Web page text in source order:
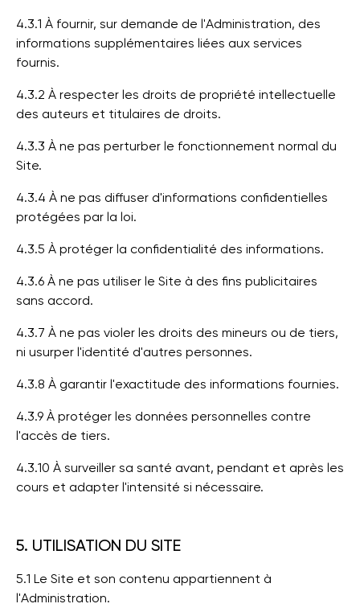
4.3.1 À fournir, sur demande de l'Administration, des
informations supplémentaires liées aux services
fournis.
4.3.2 À respecter les droits de propriété intellectuelle
des auteurs et titulaires de droits.
4.3.3 À ne pas perturber le fonctionnement normal du
Site.
4.3.4 À ne pas diffuser d'informations confidentielles
protégées par la loi.
4.3.5 À protéger la confidentialité des informations.
4.3.6 À ne pas utiliser le Site à des fins publicitaires
sans accord.
4.3.7 À ne pas violer les droits des mineurs ou de tiers,
ni usurper l'identité d'autres personnes.
4.3.8 À garantir l'exactitude des informations fournies.
4.3.9 À protéger les données personnelles contre
l'accès de tiers.
4.3.10 À surveiller sa santé avant, pendant et après les
cours et adapter l'intensité si nécessaire.
5. UTILISATION DU SITE
5.1 Le Site et son contenu appartiennent à
l'Administration.